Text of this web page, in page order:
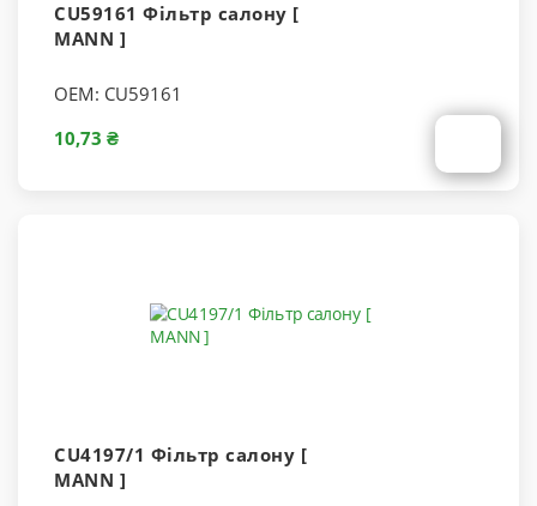
CU59161 Фільтр салону [
MANN ]
OEM: CU59161
10,73 ₴
CU4197/1 Фільтр салону [
MANN ]